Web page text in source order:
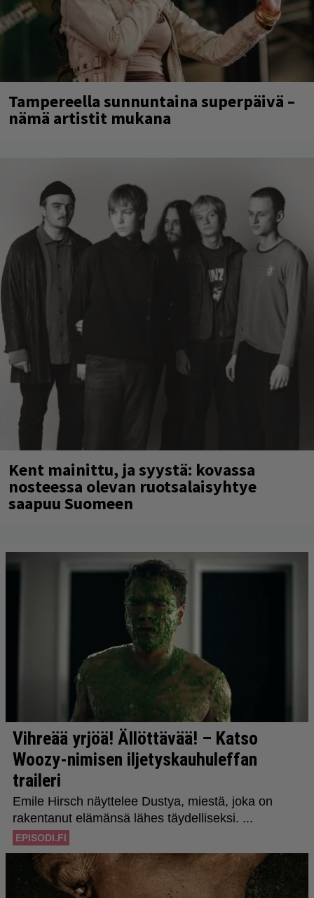
Tampereella sunnuntaina superpäivä –
nämä artistit mukana
Kent mainittu, ja syystä: kovassa
nosteessa olevan ruotsalaisyhtye
saapuu Suomeen